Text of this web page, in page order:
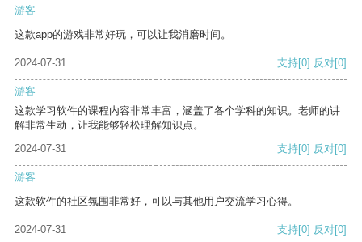
游客
这款app的游戏非常好玩，可以让我消磨时间。
2024-07-31 支持[0] 反对[0]
游客
这款学习软件的课程内容非常丰富，涵盖了各个学科的知识。老师的讲
解非常生动，让我能够轻松理解知识点。
2024-07-31
支持[0] 反对[0]
游客
这款软件的社区氛围非常好，可以与其他用户交流学习心得。
2024-07-31 支持[0] 反对[0]